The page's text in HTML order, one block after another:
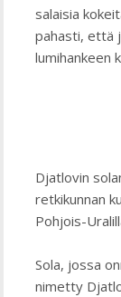
salaisia
pahasti, että
lumihankeen
Djatlovin
retkikunnan
Pohjois-
Sola, jossa
nimetty